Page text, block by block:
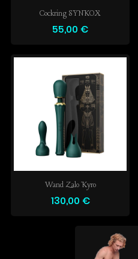
Cockring SYNKOX
55,00 €
Wand Zalo Kyro
130,00 €